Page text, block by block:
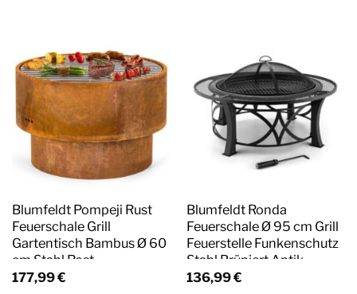
Blumfeldt Pompeji Rust
Feuerschale Grill
Gartentisch Bambus Ø 60
cm Stahl Rost
177,99€
Blumfeldt Ronda
Feuerschale Ø 95 cm Grill
Feuerstelle Funkenschutz
Stahl Brüniert Antik-
Schwarz
136,99€